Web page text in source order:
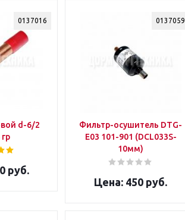
0137016
d-6/2
руб.
0137059
Фильтр-осушитель DTG-
E03 101-901 (DCL033S-
10мм)
450 руб.